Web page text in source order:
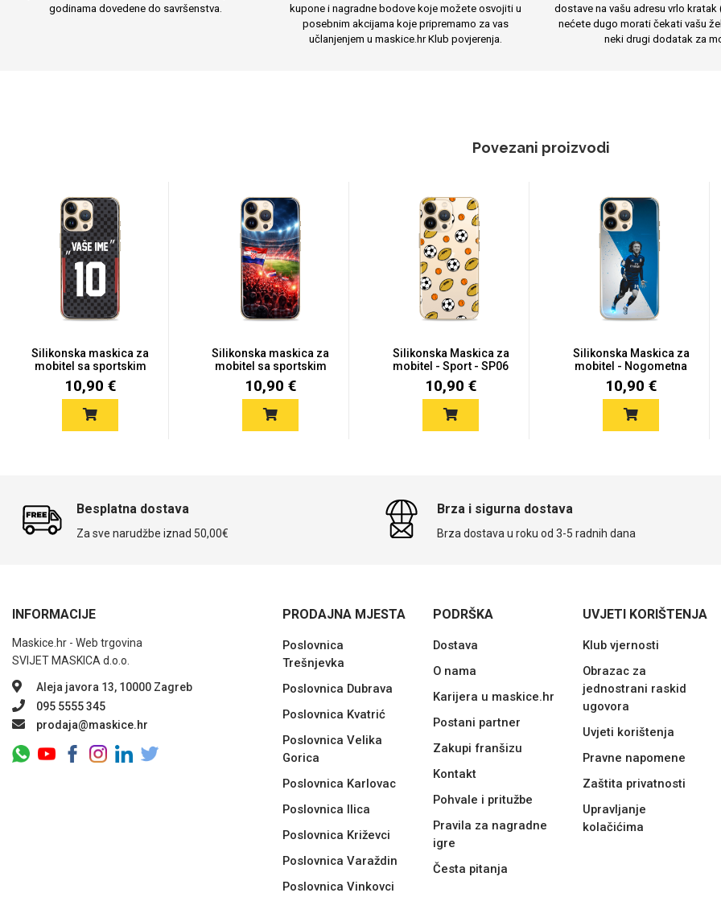
godinama dovedene do savršenstva.
kupone i nagradne bodove koje možete osvojiti u
posebnim akcijama koje pripremamo za vas
učlanjenjem u maskice.hr Klub povjerenja.
dostave na vašu adresu vrlo kratak
nećete dugo morati čekati vašu
neki drugi dodatak za
Povezani proizvodi
Silikonska maskica za
mobitel sa sportskim
mot...
10,90 €
Silikonska maskica za
mobitel sa sportskim
mot...
10,90 €
Silikonska Maskica za
mobitel - Sport - SP06
10,90 €
Silikonska Maskica za
mobitel - Nogometna
ikon...
10,90 €
Besplatna dostava
Za sve narudžbe iznad 50,00€
Brza i sigurna dostava
Brza dostava u roku od 3-5 radnih dana
INFORMACIJE
Maskice.hr - Web trgovina
SVIJET MASKICA d.o.o.
Aleja javora 13, 10000 Zagreb
095 5555 345
prodaja@maskice.hr
PRODAJNA MJESTA
Poslovnica
Trešnjevka
Poslovnica Dubrava
Poslovnica Kvatrić
Poslovnica Velika
Gorica
Poslovnica Karlovac
Poslovnica Ilica
Poslovnica Križevci
Poslovnica Varaždin
Poslovnica Vinkovci
PODRŠKA
Dostava
O nama
Karijera u maskice.hr
Postani partner
Zakupi franšizu
Kontakt
Pohvale i pritužbe
Pravila za nagradne
igre
Česta pitanja
UVJETI KORIŠTENJA
Klub vjernosti
Obrazac za
jednostrani raskid
ugovora
Uvjeti korištenja
Pravne napomene
Zaštita privatnosti
Upravljanje
kolačićima
MarbleMania Gaming motivi